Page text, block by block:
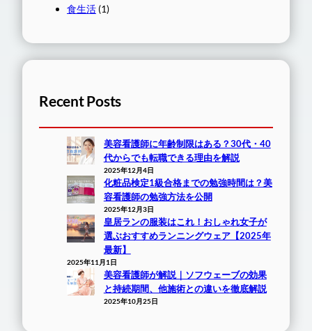
食生活 (1)
Recent Posts
美容看護師に年齢制限はある？30代・40
代からでも転職できる理由を解説
2025年12月4日
化粧品検定1級合格までの勉強時間は？美
容看護師の勉強方法を公開
2025年12月3日
皇居ランの服装はこれ！おしゃれ女子が
選ぶおすすめランニングウェア【2025年
最新】
2025年11月1日
美容看護師が解説｜ソフウェーブの効果
と持続期間、他施術との違いを徹底解説
2025年10月25日